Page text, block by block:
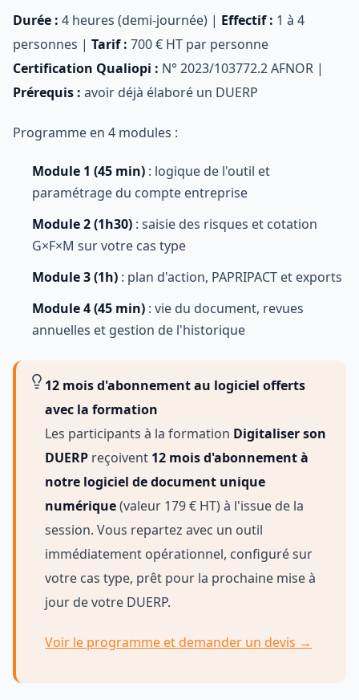
Durée : 4 heures (demi-journée) | Effectif : 1 à 4
personnes | Tarif : 700 € HT par personne
Certification Qualiopi : N° 2023/103772.2 AFNOR |
Prérequis : avoir déjà élaboré un DUERP
Programme en 4 modules :
Module 1 (45 min) : logique de l'outil et
paramétrage du compte entreprise
Module 2 (1h30) : saisie des risques et cotation
G×F×M sur votre cas type
Module 3 (1h) : plan d'action, PAPRIPACT et exports
Module 4 (45 min) : vie du document, revues
annuelles et gestion de l'historique
12 mois d'abonnement au logiciel offerts
avec la formation
Les participants à la formation Digitaliser son
DUERP reçoivent 12 mois d'abonnement à
notre logiciel de document unique
numérique(valeur 179 € HT) à l'issue de la
session. Vous repartez avec un outil
immédiatement opérationnel, configuré sur
votre cas type, prêt pour la prochaine mise à
jour de votre DUERP.
Voir le programme et demander un devis →